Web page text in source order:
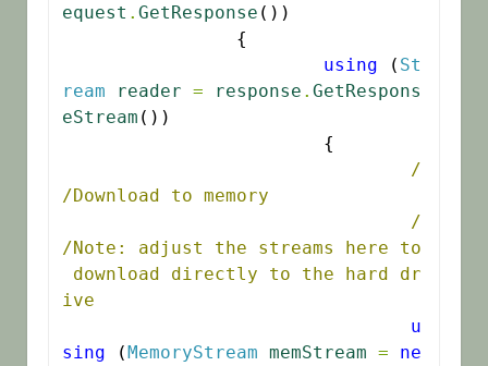
equest . GetResponse ())
using ( St
ream
reader = response . GetRespons
eStream ())
/
/Download to memory
/
/Note: adjust the streams here to
download directly to the hard dr
ive
u
sing (MemoryStream memStream =
ne